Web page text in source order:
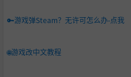
🔑游戏弹Steam？无许可怎么办-点我
🌐游戏改中文教程